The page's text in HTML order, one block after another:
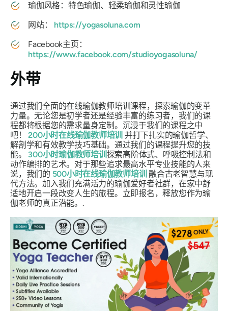
瑜伽风格：特色瑜伽、轻柔瑜伽和灵性瑜伽
网站： https://yogasoluna.com
Facebook主页：
https://www.facebook.com/studioyogasoluna/
外带
通过我们全面的在线瑜伽教师培训课程，探索瑜伽的变革
力量。无论您是初学者还是经验丰富的练习者，我们的课
程都将根据您的需求量身定制。沉浸于我们的课程之中
吧！200小时在线瑜伽教师培训 并打下扎实的瑜伽哲学、
解剖学和有效教学技巧基础。通过我们的课程提升您的技
能。 300小时瑜伽教师培训 探索高阶体式、呼吸控制法和
动作编排的艺术。对于那些追求最高水平专业技能的人来
说，我们的 500小时在线瑜伽教师培训 融合古老智慧与现
代方法。加入我们充满活力的瑜伽爱好者社群，在家中舒
适地开启一段改变人生的旅程。立即报名，释放您作为瑜
伽老师的真正潜能。.